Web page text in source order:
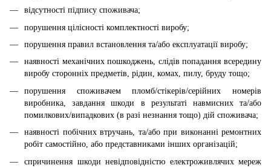
відсутності підпису споживача;
порушення цілісності комплектності виробу;
порушення правил встановлення та/або експлуатації виробу;
наявності механічних пошкоджень, слідів попадання всередину
виробу сторонніх предметів, рідин, комах, пилу, бруду тощо;
порушення споживачем пломб/стікерів/серійних номерів
виробника, завдання шкоди в результаті навмисних та/або
помилкових/випадкових (в разі незнання тощо) дій споживача;
наявності побічних втручань, та/або при виконанні ремонтних
робіт самостійно, або представниками інших організацій;
спричинення шкоди невідповідністю електроживлячих мереж